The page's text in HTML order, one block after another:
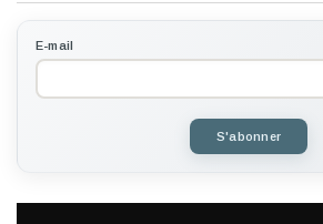
E-mail
S'abonner